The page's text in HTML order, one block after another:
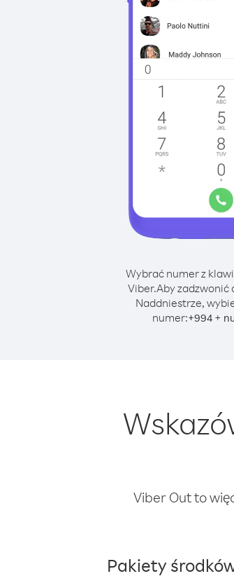
Wybrać numer z
Viber.Aby zadzwonić
Naddniestrze,
numer:+994+
Viber Out to
Pakiety